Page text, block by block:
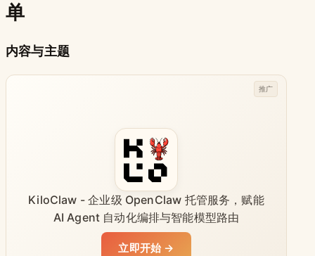
单
内容与主题
KiloClaw - 企业级 OpenClaw 托管服务，赋能
AI Agent 自动化编排与智能模型路由
立即开始 →
推广